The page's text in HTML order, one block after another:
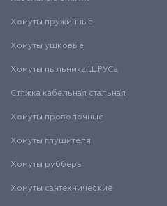
Хомуты пружинные
Хомуты ушковые
Хомуты пыльника ШРУСа
Стяжка кабельная стальная
Хомуты проволочные
Хомуты глушителя
Хомуты рубберы
Хомуты сантехнические